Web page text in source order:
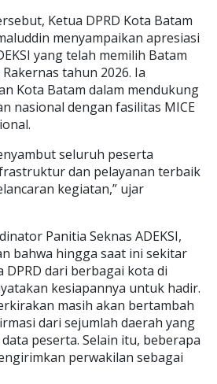
Ketua DPRD Kota Batam
menyampaikan apresiasi
yang telah memilih Batam
tahun 2026. Ia
Kota Batam dalam mendukung
nasional dengan fasilitas MICE
seluruh peserta
dan pelayanan terbaik
kegiatan,” ujar
Panitia Seknas ADEKSI,
bahwa hingga saat ini sekitar
DPRD dari berbagai kota di
kesiapannya untuk hadir.
masih akan bertambah
dari sejumlah daerah yang
peserta. Selain itu, beberapa
perwakilan sebagai